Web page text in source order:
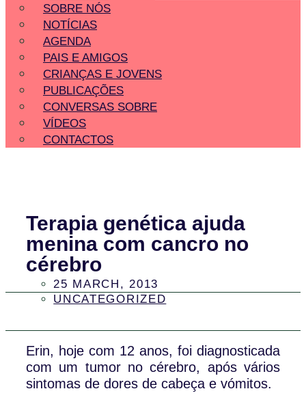
SOBRE NÓS
NOTÍCIAS
AGENDA
PAIS E AMIGOS
CRIANÇAS E JOVENS
PUBLICAÇÕES
CONVERSAS SOBRE
VÍDEOS
CONTACTOS
Terapia genética ajuda
menina com cancro no
cérebro
25 MARCH, 2013
UNCATEGORIZED
Erin, hoje com 12 anos, foi diagnosticada
com um tumor no cérebro, após vários
sintomas de dores de cabeça e vómitos.